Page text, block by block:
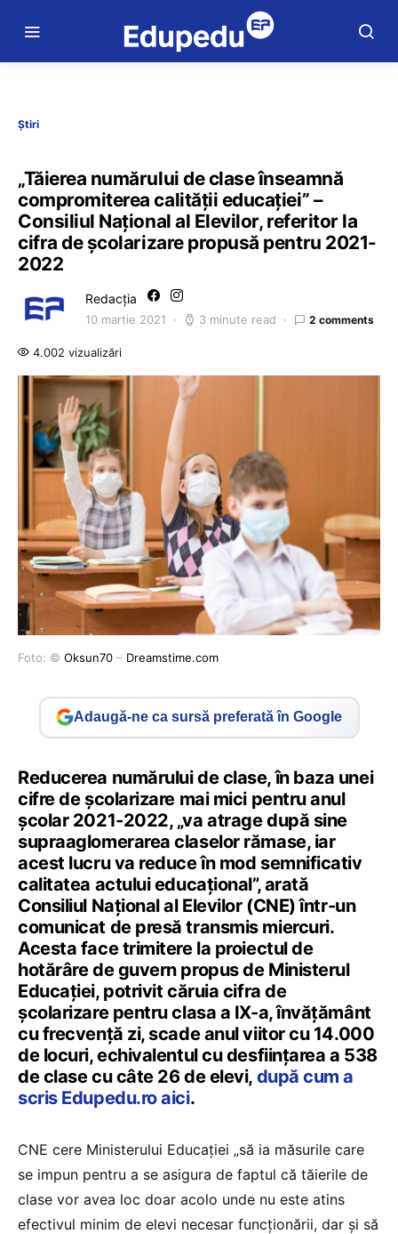
Știri
„Tăierea numărului de clase înseamnă
compromiterea calității educației” –
Consiliul Național al Elevilor, referitor la
cifra de școlarizare propusă pentru 2021-
2022
Redacția
10 martie 2021 3 minute read 2 comments
4.002 vizualizări
Foto: © Oksun70 – Dreamstime.com
Adaugă-ne ca sursă preferată în Google
Reducerea numărului de clase, în baza unei
cifre de școlarizare mai mici pentru anul
școlar 2021-2022, „va atrage după sine
supraaglomerarea claselor rămase, iar
acest lucru va reduce în mod semnificativ
calitatea actului educațional”, arată
Consiliul Național al Elevilor (CNE) într-un
comunicat de presă transmis miercuri.
Acesta face trimitere la proiectul de
hotărâre de guvern propus de Ministerul
Educației, potrivit căruia cifra de
școlarizare pentru clasa a IX-a, învățământ
cu frecvență zi, scade anul viitor cu 14.000
de locuri, echivalentul cu desființarea a 538
de clase cu câte 26 de elevi, după cum a
scris Edupedu.ro aici.
CNE cere Ministerului Educației „să ia măsurile care
se impun pentru a se asigura de faptul că tăierile de
clase vor avea loc doar acolo unde nu este atins
efectivul minim de elevi necesar funcționării, dar și să